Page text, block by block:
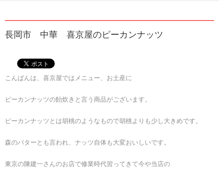
長岡市 中華 喜京屋のピーカンナッツ
こんばんは、喜京屋ではメニュー、お土産に
ピーカンナッツの飴炊きと言う商品がございます。
ピーカンナッツとは胡桃のようなもので胡桃よりも少し大きめです。
森のバターとも言われ、ナッツ自体も大変おいしいです。
東京の陳建一さんのお店で修業時代習ってきて今や当店の